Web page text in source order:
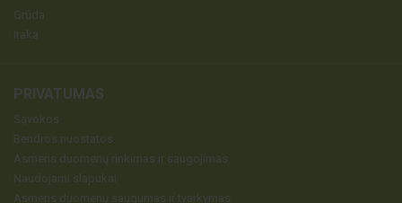
Grūda
Itaka
PRIVATUMAS
Sąvokos
Bendros nuostatos
Asmens duomenų rinkimas ir saugojimas
Naudojami slapukai
Asmens duomenų saugumas ir tvarkymas